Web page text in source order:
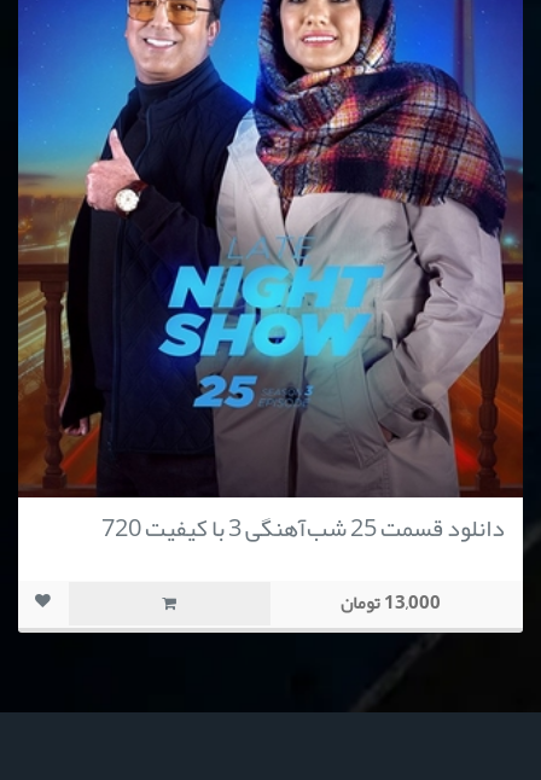
دانلود قسمت 25 شب‌آهنگی 3 با کیفیت 720
13,000 تومان